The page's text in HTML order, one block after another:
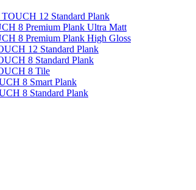
12 Standard Plank
8 Premium Plank Ultra Matt
8 Premium Plank High Gloss
12 Standard Plank
8 Standard Plank
8 Tile
8 Smart Plank
8 Standard Plank